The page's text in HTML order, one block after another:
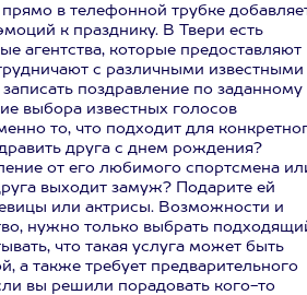
в телефонной трубке
к празднику. В Твери есть
агентства, которые предоставляют
с различными известными
поздравление по заданному
выбора известных голосов
то, что подходит для
друга с днем рождения?
от его любимого спортсмена
выходит замуж? Подарите ей
или актрисы. Возможности и
нужно только выбрать
что такая услуга может быть
а также требует предварительного
вы решили порадовать кого-то